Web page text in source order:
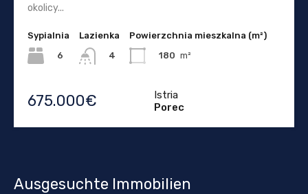
okolicy...
Sypialnia
6
Lazienka
4
Powierzchnia mieszkalna (m²)
180 m²
675.000€
Istria
Porec
Ausgesuchte Immobilien